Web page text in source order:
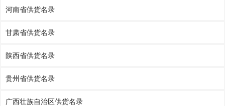
河南省供货名录
甘肃省供货名录
陕西省供货名录
贵州省供货名录
广西壮族自治区供货名录